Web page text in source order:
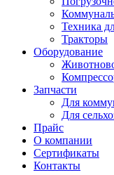
Техника
Тракторы
Оборудование
Запчасти
Для
Для
Прайс
О компании
Сертификаты
Контакты